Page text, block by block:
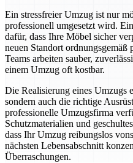
Ein stressfreier Umzug ist nur
professionell umgesetzt wird.
dafür, dass Ihre Möbel sicher
neuen Standort ordnungsgemäß
Teams arbeiten sauber,
einem Umzug oft kostbar.
Die Realisierung eines
sondern auch die richtige
professionelle Umzugsfirma
Schutzmaterialien und
dass Ihr Umzug reibungslos
nächsten Lebensabschnitt
Überraschungen.